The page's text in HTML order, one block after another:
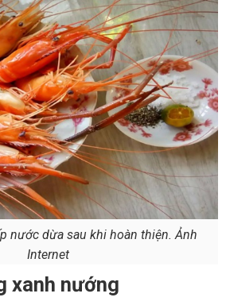
nước dừa sau khi hoàn thiện. Ảnh
Internet
xanh nướng